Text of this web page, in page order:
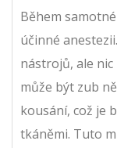
Během
účinné
nástrojů, ale
může být zub
kousání, což je
tkáněmi. Tuto